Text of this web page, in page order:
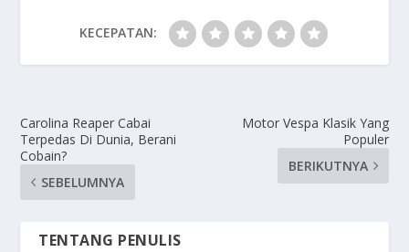
KECEPATAN:
Carolina Reaper Cabai
Terpedas Di Dunia, Berani
Cobain?
SEBELUMNYA
Motor Vespa Klasik Yang
Populer
BERIKUTNYA
TENTANG PENULIS